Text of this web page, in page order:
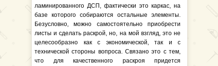
ламинированного ДСП, фактически это каркас, на
базе которого собираются остальные элементы.
Безусловно, можно самостоятельно приобрести
листы и сделать раскрой, но, на мой взгляд, это не
целесообразно как с экономической, так и с
технической стороны вопроса. Связано это с тем,
что для качественного раскроя придется